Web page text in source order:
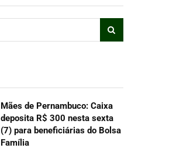
Mães de Pernambuco: Caixa
deposita R$ 300 nesta sexta
(7) para beneficiárias do Bolsa
Família